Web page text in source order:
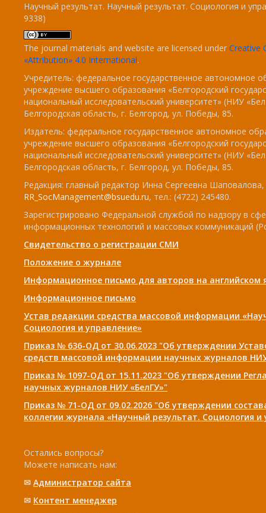
Научный результат. Научный результат. Социология и
9338)
The journal materials and website are licensed under Creative
«Attribution» 4.0 International.
Учредитель: федеральное государственное автономное
учреждение высшего образования «Белгородский
национальный исследовательский университет» (НИУ
Белгородская область, г. Белгород, ул. Победы, 85.
Издатель: федеральное государственное автономное
учреждение высшего образования «Белгородский
национальный исследовательский университет» (НИУ
Белгородская область, г. Белгород, ул. Победы, 85.
Редакция: главный редактор Инна Сергеевна
RR_SocManagement@bsuedu.ru, тел.: (4722) 245480.
Зарегистрировано Федеральной службой по надзору в
информационных технологий и массовых коммуникаций
Свидетельство о регистрации СМИ
Положение о журнале
Информационное письмо для авторов на английском
Информационное письмо
Устав редакции средства массовой информации
Социология и управление»
Приказ № 636-ОД от 30.06.2023 "Об утверждении
средств массовой информации научных журналов
Приказ № 1097-ОД от 15.11.2023 "Об утверждении
научных журналов НИУ «БелГУ»"
Приказ № 71-ОД от 09.02.2026 "Об утверждении
коллегии журнала «Научный результат. Социология и
Остались вопросы?
Можете написать нам:
✉ Администратор сайта
✉ Контент менеджер